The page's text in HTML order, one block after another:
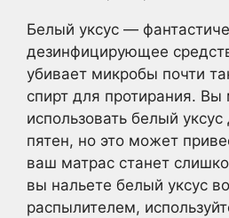
Белый уксус —
дезинфицирующее
убивает микробы почти
спирт для протирания.
использовать белый
пятен, но это может
ваш матрас станет
вы нальете белый уксус
распылителем,